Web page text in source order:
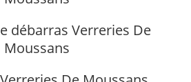
débarras Verreries De
Moussans